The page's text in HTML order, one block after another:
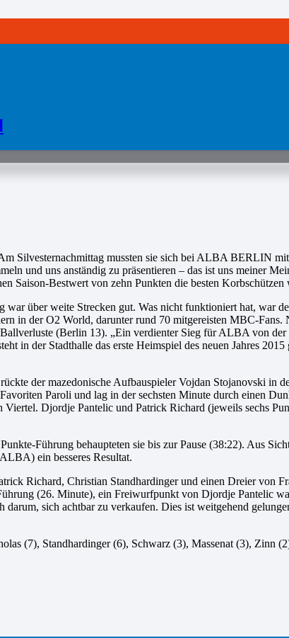
Silvesternachmittag mussten sie sich bei ALBA BERLIN
und uns anständig zu präsentieren – das ist uns meiner
Saison-Bestwert von zehn Punkten die besten Korbschützen
war über weite Strecken gut. Was nicht funktioniert hat, war
in der O2 World, darunter rund 70 mitgereisten MBC-Fans.
(Berlin 13). „Ein verdienter Sieg für ALBA von der
in der Stadthalle das erste Heimspiel des neuen Jahres
der mazedonische Aufbauspieler Vojdan Stojanovski in
Paroli und lag in der sechsten Minute durch einen
Djordje Pantelic und Patrick Richard (jeweils sechs
Führung behaupteten sie bis zur Pause (38:22). Aus
ein besseres Resultat.
Richard, Christian Standhardinger und einen Dreier von
(26. Minute), ein Freiwurfpunkt von Djordje Pantelic
sich achtbar zu verkaufen. Dies ist weitgehend
(7), Standhardinger (6), Schwarz (3), Massenat (3), Zinn